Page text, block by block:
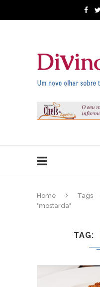
Home Tags
"mostarda"
TAG